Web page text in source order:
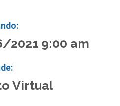
2021 9:00 am
Virtual